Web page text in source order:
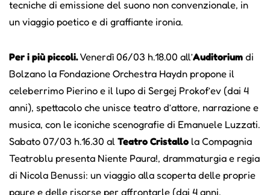
tecniche di emissione del suono non convenzionale, in
un viaggio poetico e di graffiante ironia.
Per i più piccoli.Venerdì 06/03 h.18.00 all’Auditorium di
Bolzano la Fondazione Orchestra Haydn propone il
celeberrimo Pierino e il lupo di Sergej Prokof’ev (dai 4
anni), spettacolo che unisce teatro d’attore, narrazione e
musica, con le iconiche scenografie di Emanuele Luzzati.
Sabato 07/03 h.16.30 al Teatro Cristallo la Compagnia
Teatroblu presenta Niente Paura!, drammaturgia e regia
di Nicola Benussi: un viaggio alla scoperta delle proprie
paure e delle risorse per affrontarle (dai 4 anni,